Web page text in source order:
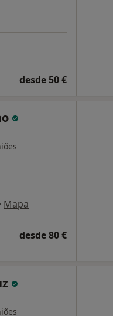
desde 50 €
Mapa
desde 80 €